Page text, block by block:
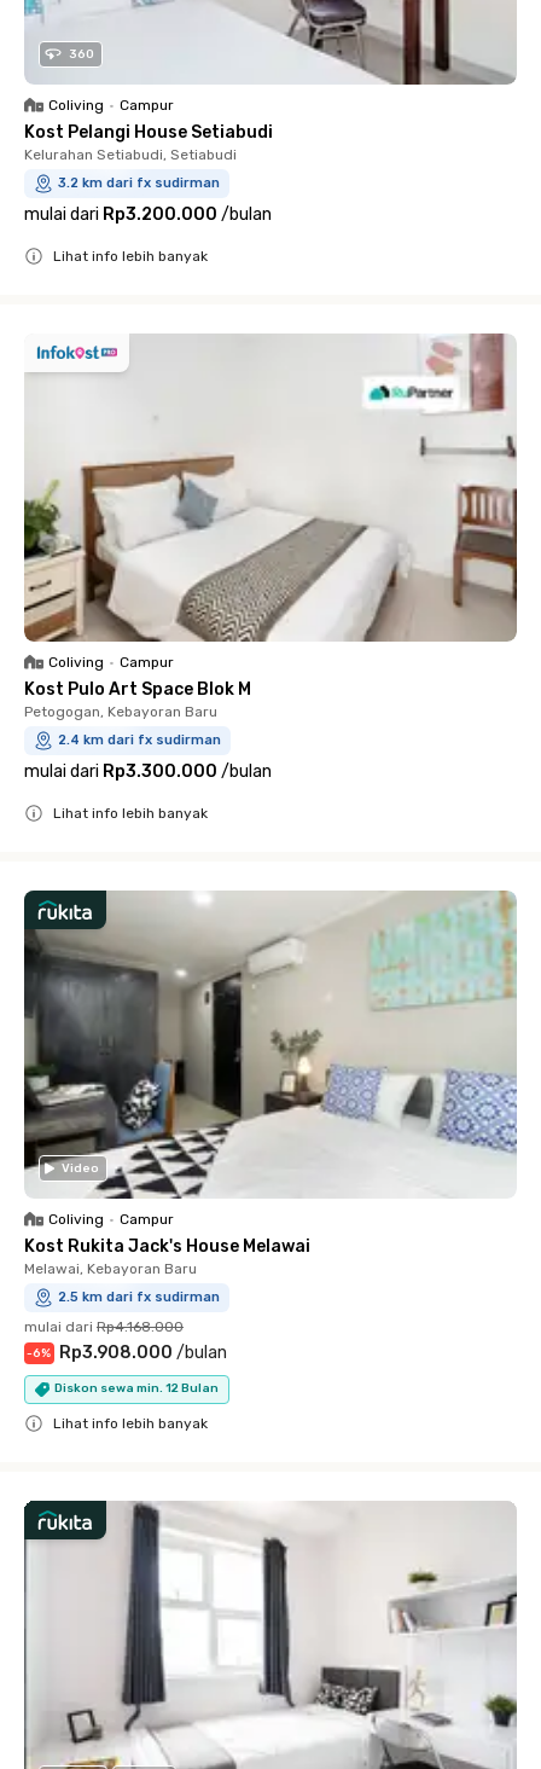
360
Coliving • Campur
Kost Pelangi House Setiabudi
Kelurahan Setiabudi, Setiabudi
3.2 km dari fx sudirman
mulai dari Rp3.200.000 /bulan
Lihat info lebih banyak
Coliving • Campur
Kost Pulo Art Space Blok M
Petogogan, Kebayoran Baru
2.4 km dari fx sudirman
mulai dari Rp3.300.000 /bulan
Lihat info lebih banyak
Video
Coliving • Campur
Kost Rukita Jack's House Melawai
Melawai, Kebayoran Baru
2.5 km dari fx sudirman
mulai dari Rp4.168.000
-6% Rp3.908.000 /bulan
Diskon sewa min. 12 Bulan
Lihat info lebih banyak